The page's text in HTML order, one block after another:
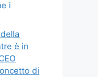
i
è in
di